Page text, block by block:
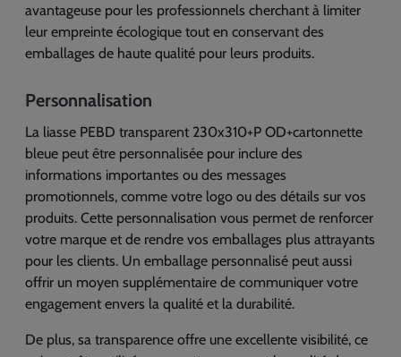
avantageuse pour les professionnels cherchant à limiter
leur empreinte écologique tout en conservant des
emballages de haute qualité pour leurs produits.
Personnalisation
La liasse PEBD transparent 230x310+P OD+cartonnette
bleue peut être personnalisée pour inclure des
informations importantes ou des messages
promotionnels, comme votre logo ou des détails sur vos
produits. Cette personnalisation vous permet de renforcer
votre marque et de rendre vos emballages plus attrayants
pour les clients. Un emballage personnalisé peut aussi
offrir un moyen supplémentaire de communiquer votre
engagement envers la qualité et la durabilité.
De plus, sa transparence offre une excellente visibilité, ce